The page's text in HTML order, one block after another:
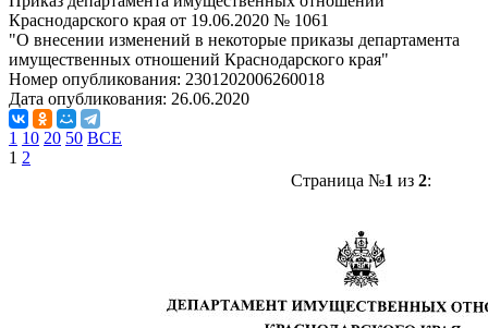
Краснодарского края от 19.06.2020 № 1061
"О внесении изменений в некоторые приказы департамента
имущественных отношений Краснодарского края"
Номер опубликования: 2301202006260018
Дата опубликования: 26.06.2020
1 10 20 50 ВСЕ
1 2
Страница №1 из 2: